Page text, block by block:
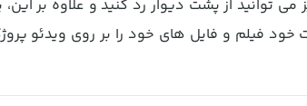
توانید از پشت دیوار رد کنید و علاوه بر
خود فیلم و فایل های خود را بر روی ویدئو